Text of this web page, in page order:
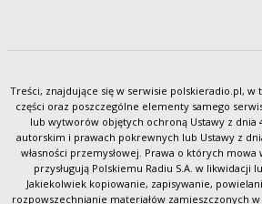
Treści, znajdujące się w serwisie polskieradio.pl, w
części oraz poszczególne elementy samego
lub wytworów objętych ochroną Ustawy z dnia
autorskim i prawach pokrewnych lub Ustawy z
własności przemysłowej. Prawa o których
przysługują Polskiemu Radiu S.A. w
Jakiekolwiek kopiowanie, zapisywanie,
rozpowszechnianie materiałów zamieszczonych